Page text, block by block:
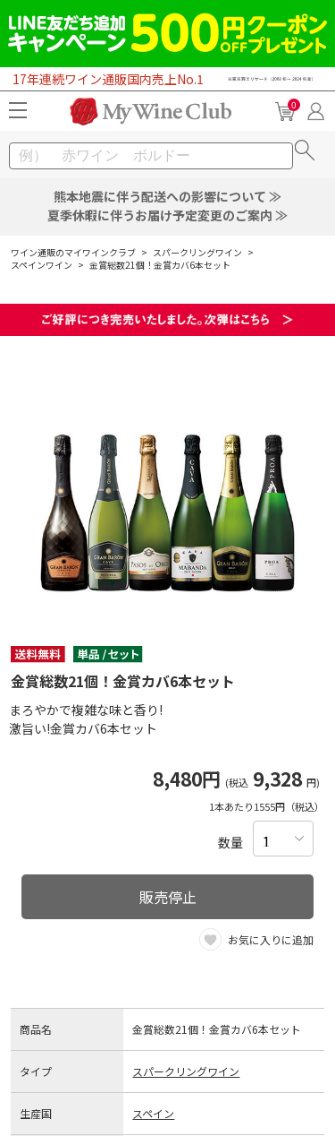
17年連続ワイン通販国内売上No.1
0
熊本地震に伴う配送への影響について ≫
夏季休暇に伴うお届け予定変更のご案内 ≫
ワイン通販のマイワインクラブ > スパークリングワイン >
スペインワイン > 金賞総数21個！金賞カバ6本セット
金賞総数21個！金賞カバ6本セット
まろやかで複雑な味と香り!
激旨い!金賞カバ6本セット
8,480円 (税込 9,328 円)
1本あたり1555円（税込）
数量
販売停止
お気に入りに追加
商品名 金賞総数21個！金賞カバ6本セット
タイプ スパークリングワイン
生産国 スペイン